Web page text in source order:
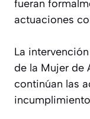
fueran
actuaciones
La
de la Mujer de
continúan las